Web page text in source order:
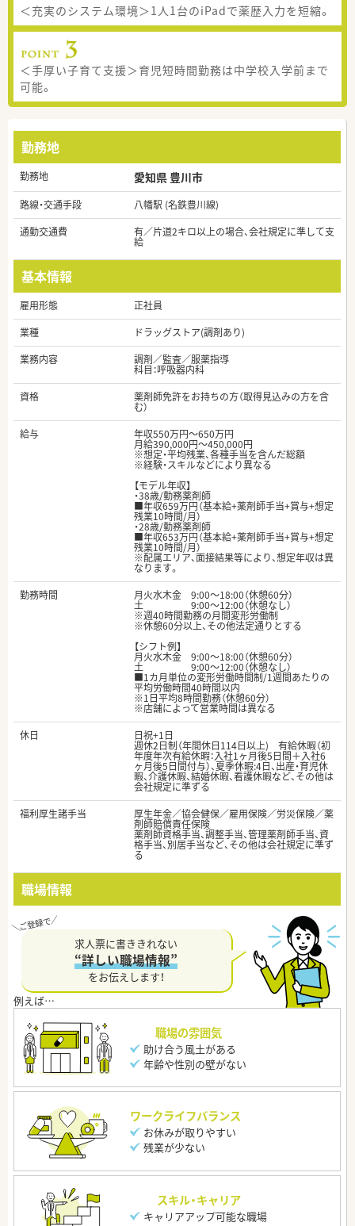
＜充実のシステム環境＞1人1台のiPadで薬歴入力を短縮。
＜手厚い子育て支援＞育児短時間勤務は中学校入学前まで
可能。
勤務地
勤務地 愛知県 豊川市
路線・交通手段
八幡駅 (名鉄豊川線)
通勤交通費
有／片道2キロ以上の場合、会社規定に準して支
給
基本情報
雇用形態
正社員
業種
ドラッグストア(調剤あり)
業務内容
調剤／監査／服薬指導
科目：呼吸器内科
資格
薬剤師免許をお持ちの方（取得見込みの方を含
む）
給与
年収550万円～650万円
月給390,000円～450,000円
※想定・平均残業、各種手当を含んだ総額
※経験・スキルなどにより異なる
【モデル年収】
・38歳/勤務薬剤師
■年収659万円（基本給+薬剤師手当+賞与+想定
残業10時間/月）
・28歳/勤務薬剤師
■年収653万円（基本給+薬剤師手当+賞与+想定
残業10時間/月）
※配属エリア、面接結果等により、想定年収は異
なります。
勤務時間
月火水木金 9:00～18:00（休憩60分）
土 9:00～12:00（休憩なし）
※週40時間勤務の月間変形労働制
※休憩60分以上、その他法定通りとする
【シフト例】
月火水木金 9:00～18:00（休憩60分）
土 9:00～12:00（休憩なし）
■1カ月単位の変形労働時間制/1週間あたりの
平均労働時間40時間以内
※1日平均8時間勤務（休憩60分）
※店舗によって営業時間は異なる
休日
日祝+1日
週休2日制（年間休日114日以上) 有給休暇（初
年度年次有給休暇：入社1ヶ月後5日間＋入社6
ヶ月後5日間付与）、夏季休暇:4日、出産・育児休
暇、介護休暇、結婚休暇、看護休暇など、その他は
会社規定に準ずる
福利厚生諸手当
厚生年金／協会健保／雇用保険／労災保険／薬
剤師賠償責任保険
薬剤師資格手当、調整手当、管理薬剤師手当、資
格手当、別居手当など、その他は会社規定に準ず
る
職場情報
求人票に書ききれない
“詳しい職場情報”
をお伝えします！
職場の雰囲気
助け合う風土がある
年齢や性別の壁がない
ワークライフバランス
お休みが取りやすい
残業が少ない
スキル・キャリア
キャリアアップ可能な職場